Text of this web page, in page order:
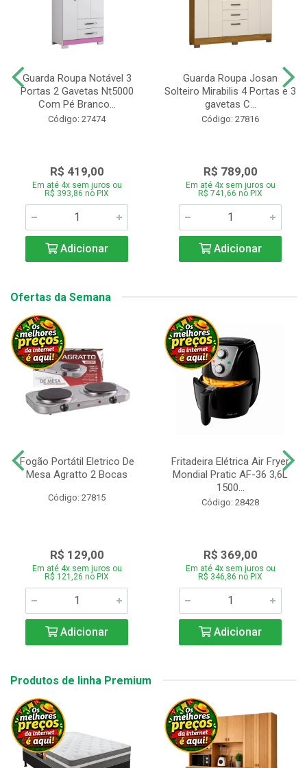
Guarda Roupa Notável 3
Portas 2 Gavetas Nt5000
Com Pé Branco...
Código: 27474
R$ 419,00
Em até 4x sem juros ou
R$ 393,86 no PIX
Adicionar
Guarda Roupa Josan
Solteiro Mirabilis 4 Portas e 3
gavetas C...
Código: 27816
R$ 789,00
Em até 4x sem juros ou
R$ 741,66 no PIX
Adicionar
Ofertas da Semana
Fogão Portátil Eletrico De
Mesa Agratto 2 Bocas
Código: 27815
R$ 129,00
Em até 4x sem juros ou
R$ 121,26 no PIX
Adicionar
Fritadeira Elétrica Air Fryer
Mondial Pratic AF-36 3,6L
1500...
Código: 28428
R$ 369,00
Em até 4x sem juros ou
R$ 346,86 no PIX
Adicionar
Produtos de linha Premium